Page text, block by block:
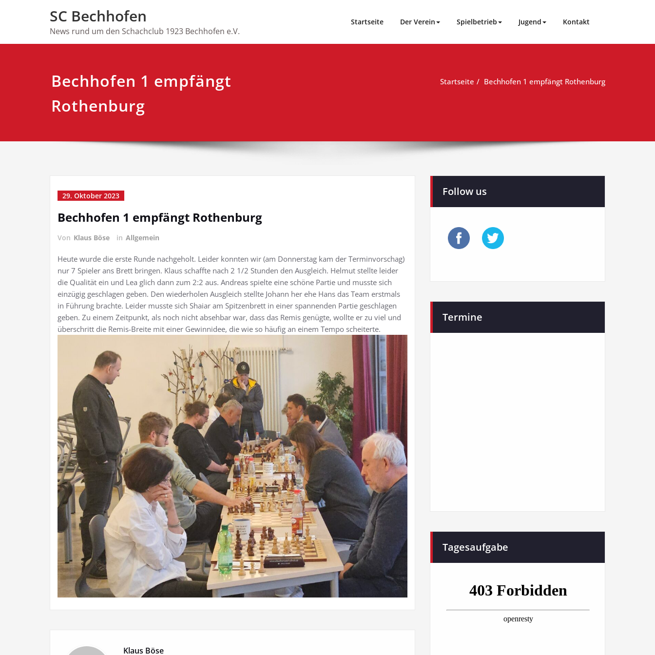
SC Bechhofen
News rund um den Schachclub 1923 Bechhofen e.V.
Startseite Der Verein Spielbetrieb Jugend Kontakt
Bechhofen 1 empfängt
Rothenburg
Startseite Bechhofen 1 empfängt Rothenburg
29. Oktober 2023
Bechhofen 1 empfängt Rothenburg
Von Klaus Böse in Allgemein
Heute wurde die erste Runde nachgeholt. Leider konnten wir (am Donnerstag kam der Terminvorschag)
nur 7 Spieler ans Brett bringen. Klaus schaffte nach 2 1/2 Stunden den Ausgleich. Helmut stellte leider
die Qualität ein und Lea glich dann zum 2:2 aus. Andreas spielte eine schöne Partie und musste sich
einzügig geschlagen geben. Den wiederholen Ausgleich stellte Johann her ehe Hans das Team erstmals
in Führung brachte. Leider musste sich Shaiar am Spitzenbrett in einer spannenden Partie geschlagen
geben. Zu einem Zeitpunkt, als noch nicht absehbar war, dass das Remis genügte, wollte er zu viel und
überschritt die Remis-Breite mit einer Gewinnidee, die wie so häufig an einem Tempo scheiterte.
Klaus Böse
Follow us
Termine
Tagesaufgabe